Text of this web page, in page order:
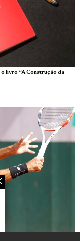
livro “A Construção da